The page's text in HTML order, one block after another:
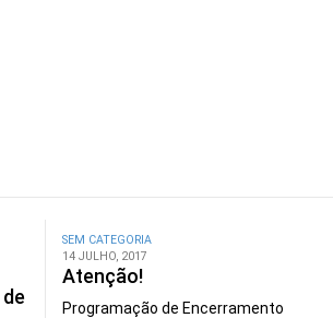
SEM CATEGORIA
14 JULHO, 2017
Atenção!
Programação de Encerramento